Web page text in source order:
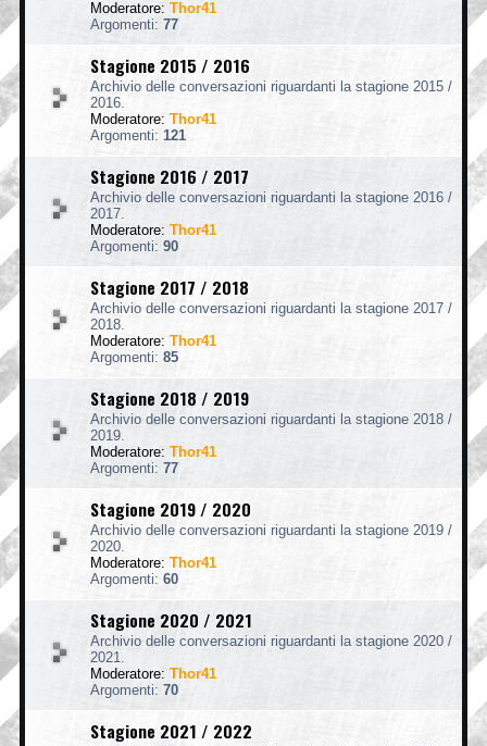
Moderatore: Thor41
Argomenti: 77
Stagione 2015 / 2016
Archivio delle conversazioni riguardanti la stagione 2015 /
2016.
Moderatore: Thor41
Argomenti: 121
Stagione 2016 / 2017
Archivio delle conversazioni riguardanti la stagione 2016 /
2017.
Moderatore: Thor41
Argomenti: 90
Stagione 2017 / 2018
Archivio delle conversazioni riguardanti la stagione 2017 /
2018.
Moderatore: Thor41
Argomenti: 85
Stagione 2018 / 2019
Archivio delle conversazioni riguardanti la stagione 2018 /
2019.
Moderatore: Thor41
Argomenti: 77
Stagione 2019 / 2020
Archivio delle conversazioni riguardanti la stagione 2019 /
2020.
Moderatore: Thor41
Argomenti: 60
Stagione 2020 / 2021
Archivio delle conversazioni riguardanti la stagione 2020 /
2021.
Moderatore: Thor41
Argomenti: 70
Stagione 2021 / 2022